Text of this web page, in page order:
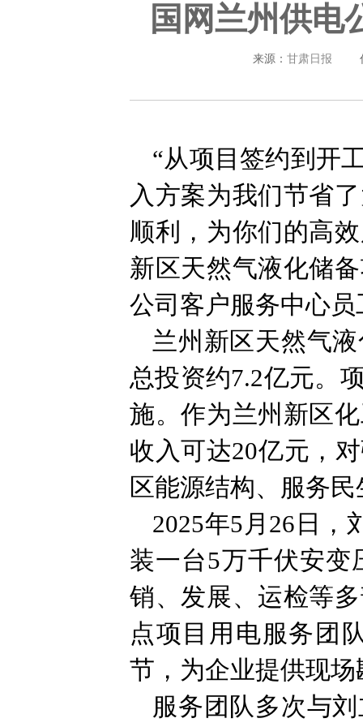
国网兰州供电
来源： 甘肃日报
“从项目签约到开
入方案为我们节省
顺利，为你们的高
新区天然气液化储
公司客户服务中心
兰州新区天然气
总投资约7.2亿元。
施。作为兰州新区
收入可达20亿元，
区能源结构、服务
2025年5月26日，
装一台5万千伏安变
销、发展、运检等
点项目用电服务团
节，为企业提供现
服务团队多次与